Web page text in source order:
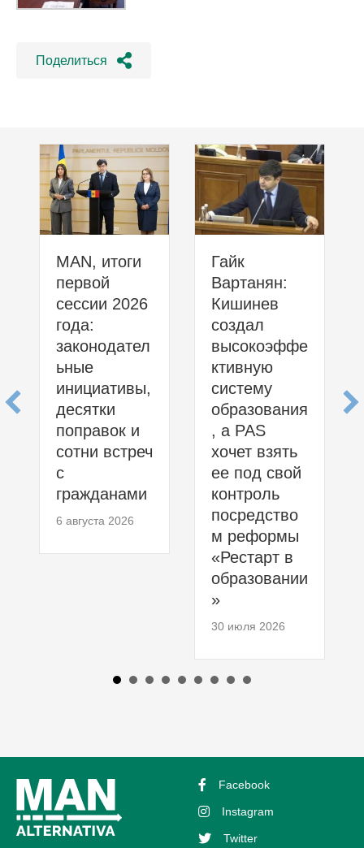
Поделиться
MAN, итоги
первой
сессии 2026
года:
законодател
ьные
инициативы,
десятки
поправок и
сотни встреч
с
гражданами
6 августа 2026
Гайк
Вартанян:
Кишинев
создал
высокоэффе
ктивную
систему
образования
, а PAS
хочет взять
ее под свой
контроль
посредство
м реформы
«Рестарт в
образовании
»
30 июля 2026
Facebook
Instagram
Twitter